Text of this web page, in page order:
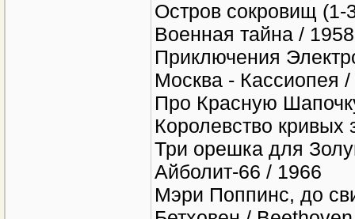
Остров сокровищ (1-
Военная тайна / 1958
Приключения
Москва - Кассиопея
Про Красную
Королевство кривых
Три орешка для
Айболит-66 / 1966
Мэри Поппинс, до